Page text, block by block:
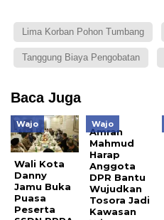
Lima Korban Pohon Tumbang
Tanggung Biaya Pengobatan
Baca Juga
Wajo
Wali Kota
Danny
Jamu Buka
Puasa
Peserta
Wajo
Amran
Mahmud
Harap
Anggota
DPR Bantu
Wujudkan
Tosora Jadi
Kawasan